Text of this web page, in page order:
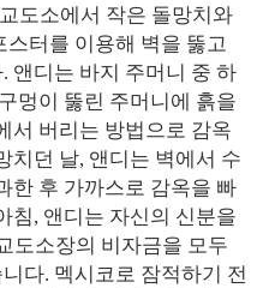
도소에서 작은 돌망치와
터를 이용해 벽을 뚫고
앤디는 바지 주머니 중 하
멍이 뚫린 주머니에 흙을
서 버리는 방법으로 감옥
치던 날, 앤디는 벽에서 수
한 후 가까스로 감옥을 빠
침, 앤디는 자신의 신분을
도소장의 비자금을 모두
다. 멕시코로 잠적하기 전